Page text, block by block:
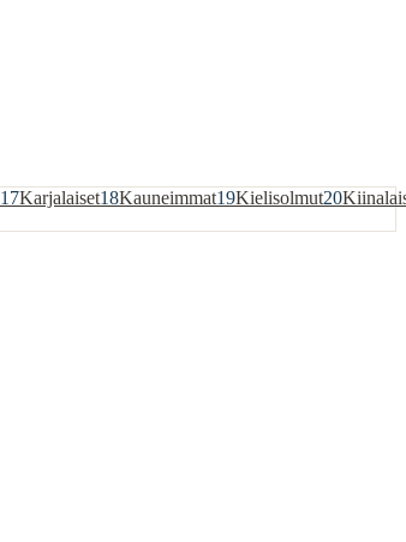
17Karjalaiset18Kauneimmat19Kielisolmut20